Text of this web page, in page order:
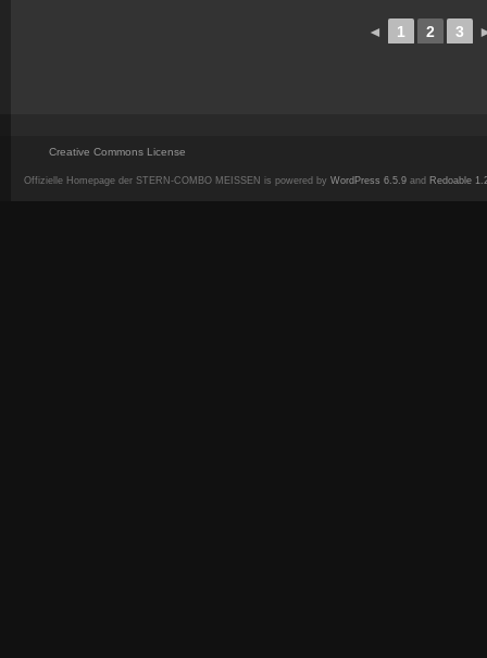
◄ 1 2 3
Creative Commons License
Offizielle Homepage der STERN-COMBO MEISSEN is powered by WordPress 6.5.9 and Redoable